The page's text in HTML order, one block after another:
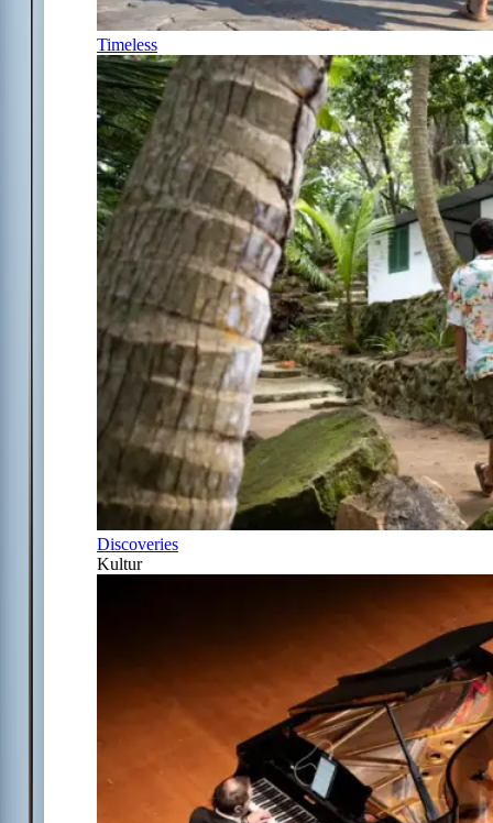
Timeless
Discoveries
Kultur